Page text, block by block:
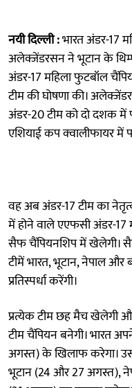
नयी दिल्ली :भारत अंडर-17
अलेक्जेंडरसन ने भूटान के
अंडर-17 महिला फुटबॉल
टीम की घोषणा की।
अंडर-20 टीम को दो दशक में
एशियाई कप क्वालीफायर में
वह अब अंडर-17 टीम का
में होने वाले एएफसी अंडर-
सैफ चैंपियनशिप में खेलेगी।
टीमें भारत, भूटान, नेपाल और
प्रतिस्पर्धा करेंगी।
प्रत्येक टीम छह मैच खेलेगी
टीम चैंपियन बनेगी। भारत
अगस्त) के खिलाफ करेगा।
भूटान (24 और 27 अगस्त),